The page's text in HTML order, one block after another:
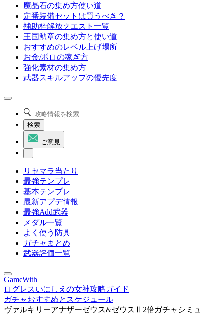
魔晶石の集め方使い道
定番装備セットは買うべき？
補助枠解放クエスト一覧
王国勲章の集め方と使い道
おすすめのレベル上げ場所
お金/ポロの稼ぎ方
強化素材の集め方
武器スキルアップの優先度
検索
ご意見
リセマラ当たり
最強テンプレ
基本テンプレ
最新アプデ情報
最強Add武器
メダル一覧
よく使う防具
ガチャまとめ
武器評価一覧
GameWith
ログレスいにしえの女神攻略ガイド
ガチャおすすめとスケジュール
ヴァルキリーアナザーゼウス&ゼウスⅡ2倍ガチャシミュ